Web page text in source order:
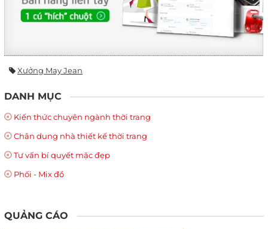
Xưởng May Jean
DANH MỤC
Kiến thức chuyên ngành thời trang
Chân dung nhà thiết kế thời trang
Tư vấn bí quyết mặc đẹp
Phối - Mix đồ
QUẢNG CÁO